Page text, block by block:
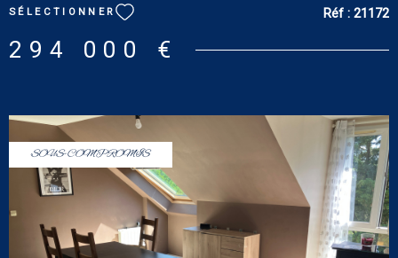
thermodynamique, récupérateur d’eau enterré avec pompe
intégrée, deux portails automatiques. DPE : C. GES : A. Estimation
des coûts annuels d'énergie du logement pour une utilisation
standard : entre 880 € et 1 240 € [prix moyens des énergies
exposé sont disponibles sur le site : www.georisques.gouv.fr
SÉLECTIONNER Réf : 21172
294 000 €
SOUS-COMPROMIS